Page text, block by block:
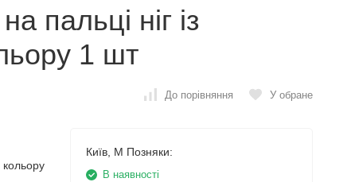
пальці ніг із
1 шт
До порівняння У обране
кольору
Київ, М Позняки:
В наявності